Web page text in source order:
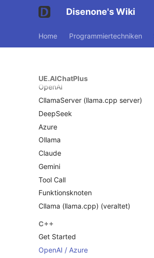
Disenone's Wiki
Home Programmiertechniken
UE.AIChatPlus
Dokumentation
Get Started
OpenAI
CllamaServer (llama.cpp server)
DeepSeek
Azure
Ollama
Claude
Gemini
Tool Call
Funktionsknoten
Cllama (llama.cpp) (veraltet)
C++
Get Started
OpenAI / Azure